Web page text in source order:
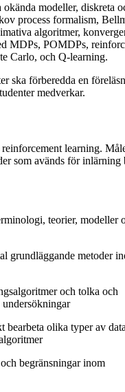
modeller, diskreta
process formalism,
algoritmer,
MDPs, POMDPs,
Carlo, och Q-learning.
ska förberedda en
medverkar.
learning.
som avänds för inlärning
teorier, modeller
grundläggande metoder
och tolka och
olika typer av
begränsningar inom